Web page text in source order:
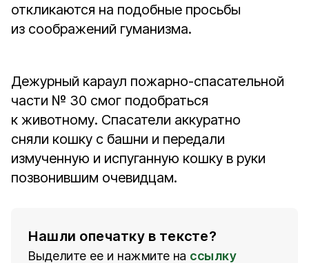
откликаются на подобные просьбы
из соображений гуманизма.
Дежурный караул пожарно-спасательной
части № 30 смог подобраться
к животному. Спасатели аккуратно
сняли кошку с башни и передали
измученную и испуганную кошку в руки
позвонившим очевидцам.
Нашли опечатку в тексте?
Выделите ее и нажмите на ссылку